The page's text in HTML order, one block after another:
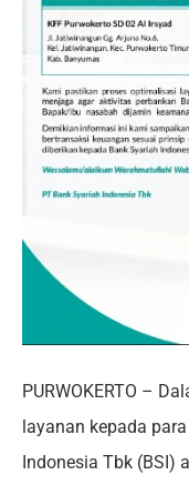
PURWOKERTO –
layanan kepada
Indonesia Tbk (BSI)